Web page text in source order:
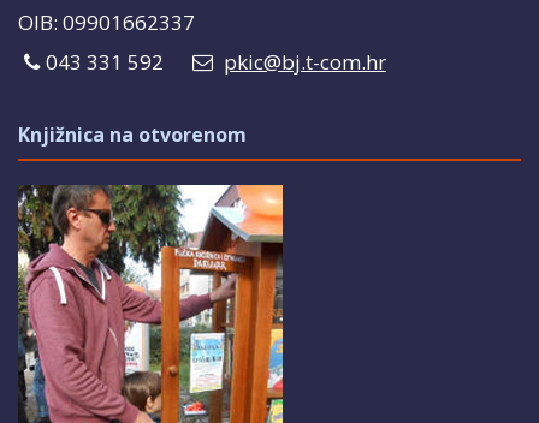
OIB: 09901662337
043 331 592
pkic@bj.t-com.hr
Knjižnica na otvorenom